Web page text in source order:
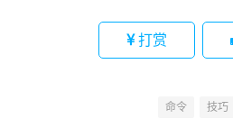
打赏
命令 技巧